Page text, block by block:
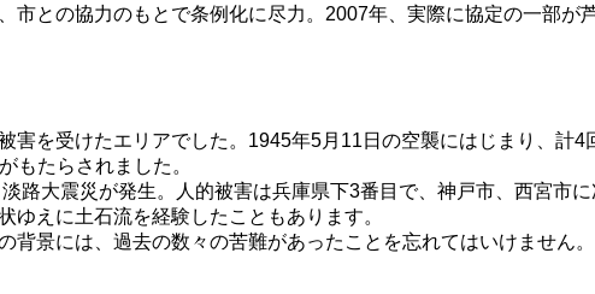
との協力のもとで条例化に尽力。2007年、実際に協定の一部が
を受けたエリアでした。1945年5月11日の空襲にはじまり、計
もたらされました。
路大震災が発生。人的被害は兵庫県下3番目で、神戸市、西宮市
えに土石流を経験したこともあります。
景には、過去の数々の苦難があったことを忘れてはいけません。